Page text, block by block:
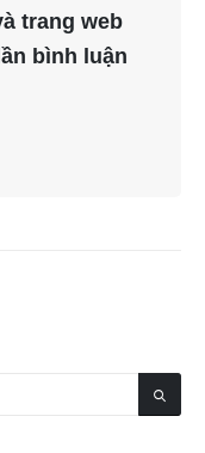
trang web
bình luận